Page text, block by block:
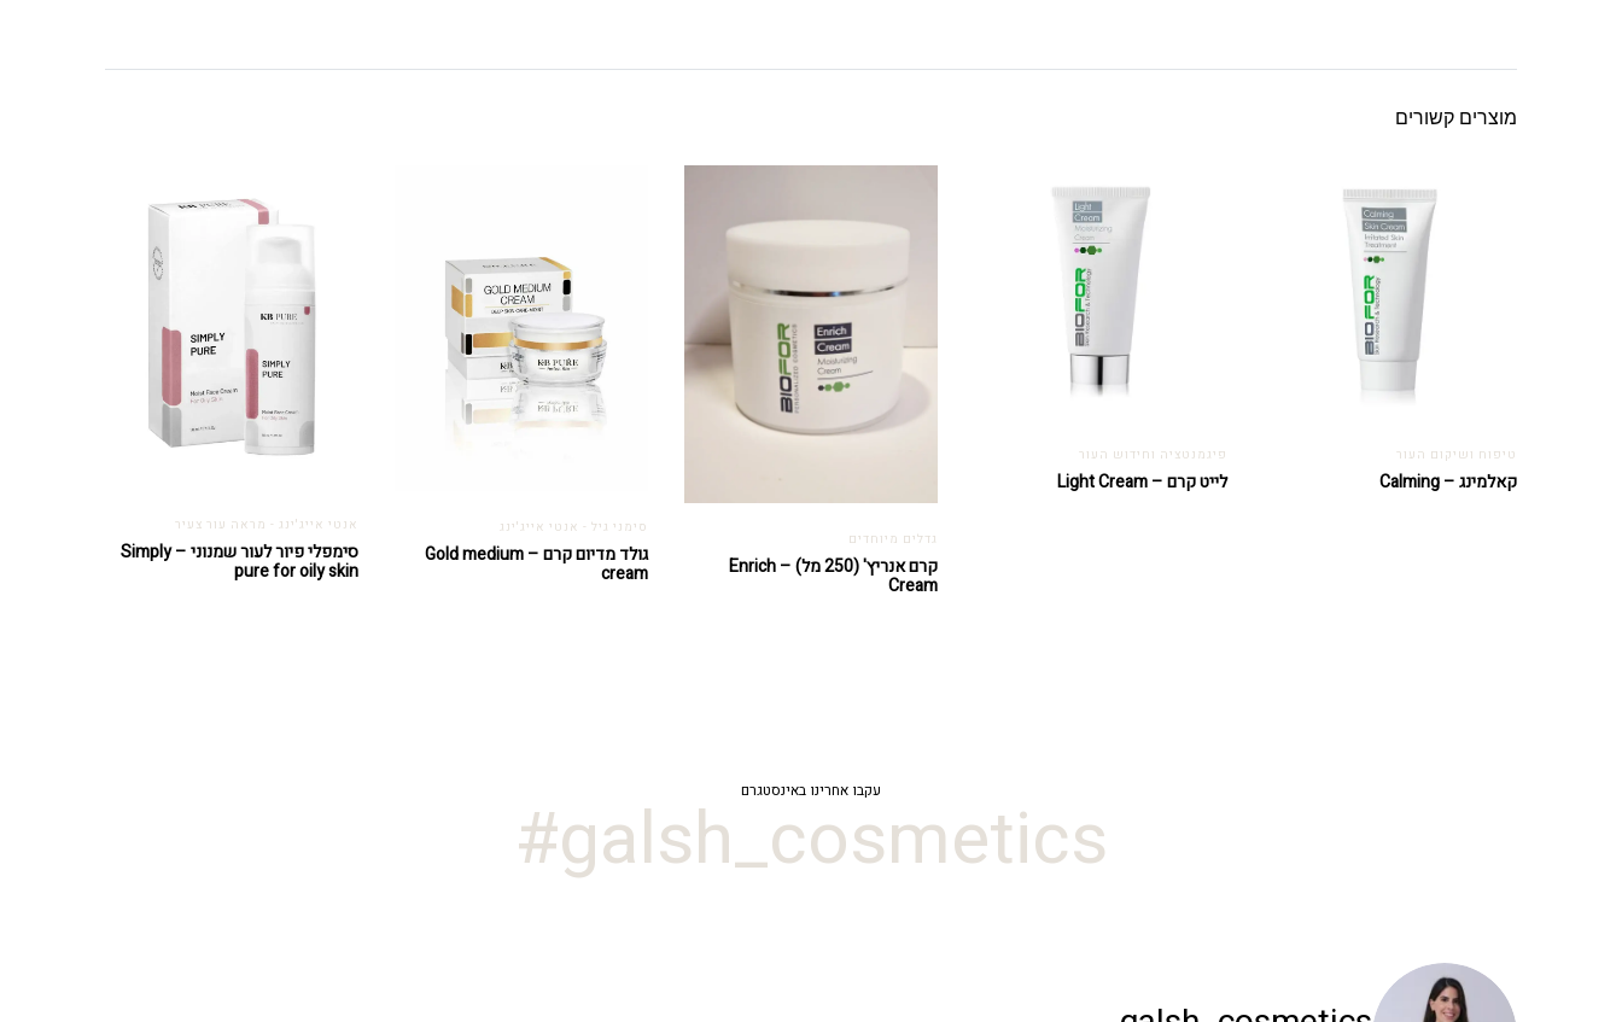
מוצרים קשורים
טיפוח ושיקום העור
קאלמינג – Calming
פיגמנטציה וחידוש העור
לייט קרם – Light Cream
גדלים מיוחדים
קרם אנריץ' (250 מל) – Enrich
Cream
סימני גיל - אנטי אייג'ינג
גולד מדיום קרם – Gold medium
cream
אנטי אייג'ינג - מראה עור צעיר
סימפלי פיור לעור שמנוני – Simply
pure for oily skin
עקבו אחרינו באינסטגרם
galsh_cosmetics#